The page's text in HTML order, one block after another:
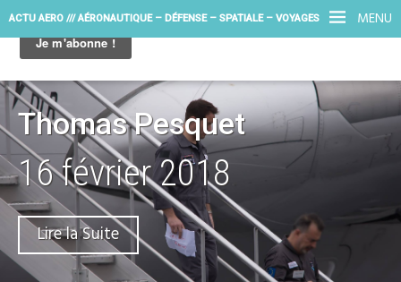
MENU
ACTU AERO /// AÉRONAUTIQUE – DÉFENSE – SPATIALE – VOYAGES
Thomas Pesquet
16 février 2018
Lire la Suite